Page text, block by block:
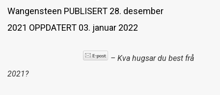
Wangensteen PUBLISERT 28. desember
2021 OPPDATERT 03. januar 2022
– Kva hugsar du best frå
2021?